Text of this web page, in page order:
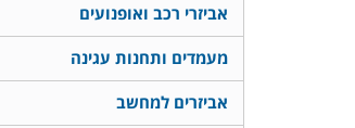
אביזרי רכב ואופנועים
מעמדים ותחנות עגינה
אביזרים למחשב